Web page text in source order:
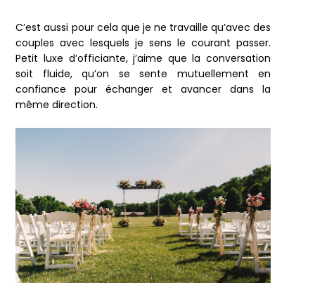
C’est aussi pour cela que je ne travaille qu’avec des
couples avec lesquels je sens le courant passer.
Petit luxe d’officiante, j’aime que la conversation
soit fluide, qu’on se sente mutuellement en
confiance pour échanger et avancer dans la
même direction.